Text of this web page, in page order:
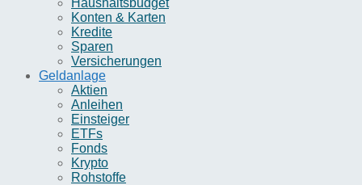
Haushaltsbudget
Konten & Karten
Kredite
Sparen
Versicherungen
Geldanlage
Aktien
Anleihen
Einsteiger
ETFs
Fonds
Krypto
Rohstoffe